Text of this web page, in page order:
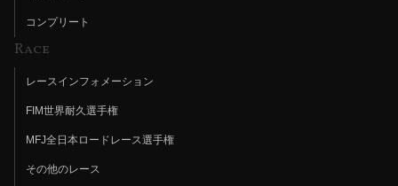
コンプリート
Race
レースインフォメーション
FIM世界耐久選手権
MFJ全日本ロードレース選手権
その他のレース